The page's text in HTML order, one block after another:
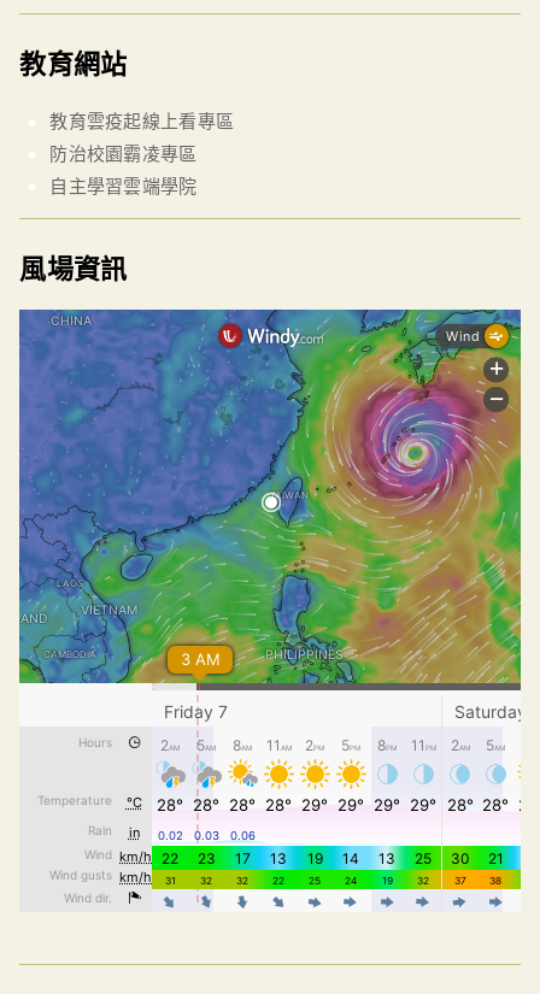
教育網站
教育雲疫起線上看專區
防治校園霸凌專區
自主學習雲端學院
風場資訊